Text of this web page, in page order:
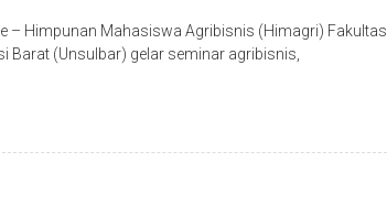
– Himpunan Mahasiswa Agribisnis (Himagri) Fakultas
Barat (Unsulbar) gelar seminar agribisnis,